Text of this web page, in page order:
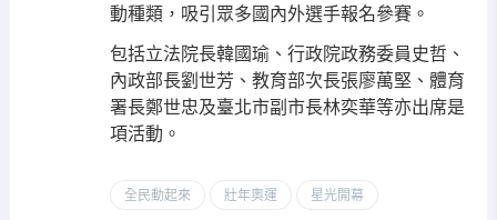
動種類，吸引眾多國內外選手報名參賽。
包括立法院長韓國瑜、行政院政務委員史哲、
內政部長劉世芳、教育部次長張廖萬堅、體育
署長鄭世忠及臺北市副市長林奕華等亦出席是
項活動。
全民動起來 壯年奧運 星光開幕